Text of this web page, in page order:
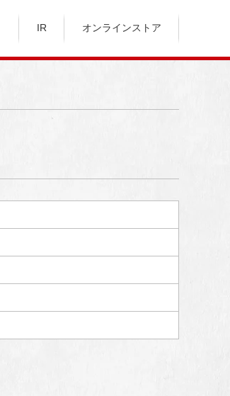
IR オンラインストア